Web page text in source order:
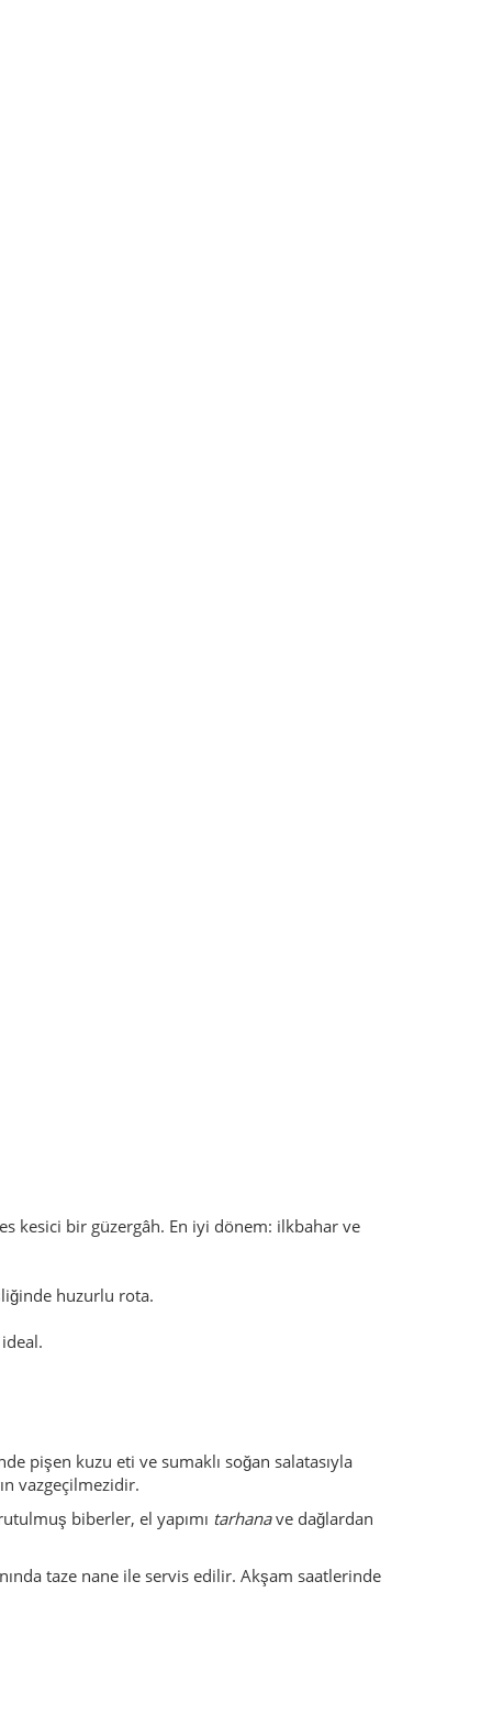
huzurlu rota.
pişen kuzu eti ve sumaklı soğan salatasıyla
taze nane ile servis edilir. Akşam saatlerinde